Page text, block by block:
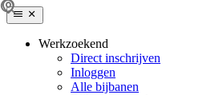
Werkzoekend
Direct inschrijven
Inloggen
Alle bijbanen